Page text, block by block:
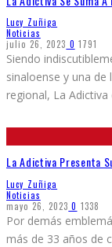
Lucy Zuñiga
Noticias
julio 26, 2023 0 1791
Siendo
sinaloense y una de
regional, La
La Adictiva Presenta
Lucy Zuñiga
Noticias
mayo 26, 2023 0 1338
Por demás
más de 33 años de